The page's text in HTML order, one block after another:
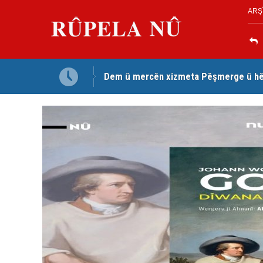
Jina Kurd Şemsî Xusrevi, bi îdamê re